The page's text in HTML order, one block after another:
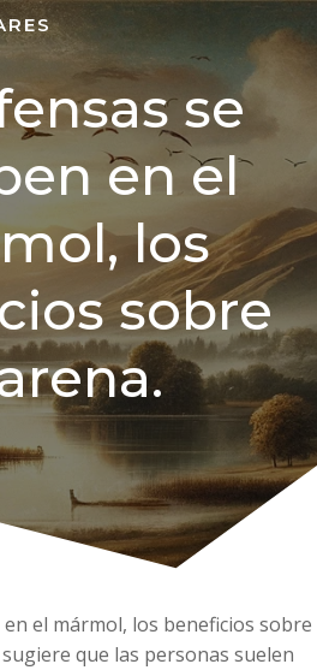
se
en el
los
sobre
el mármol, los beneficios sobre
que las personas suelen